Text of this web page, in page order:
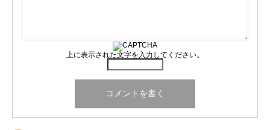
上に表示された文字を入力してください。